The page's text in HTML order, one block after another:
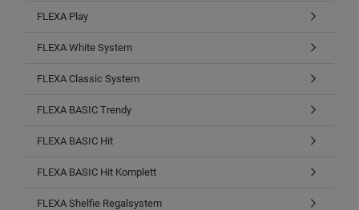
FLEXA Play
FLEXA White System
FLEXA Classic System
FLEXA BASIC Trendy
FLEXA BASIC Hit
FLEXA BASIC Hit Komplett
FLEXA Shelfie Regalsystem